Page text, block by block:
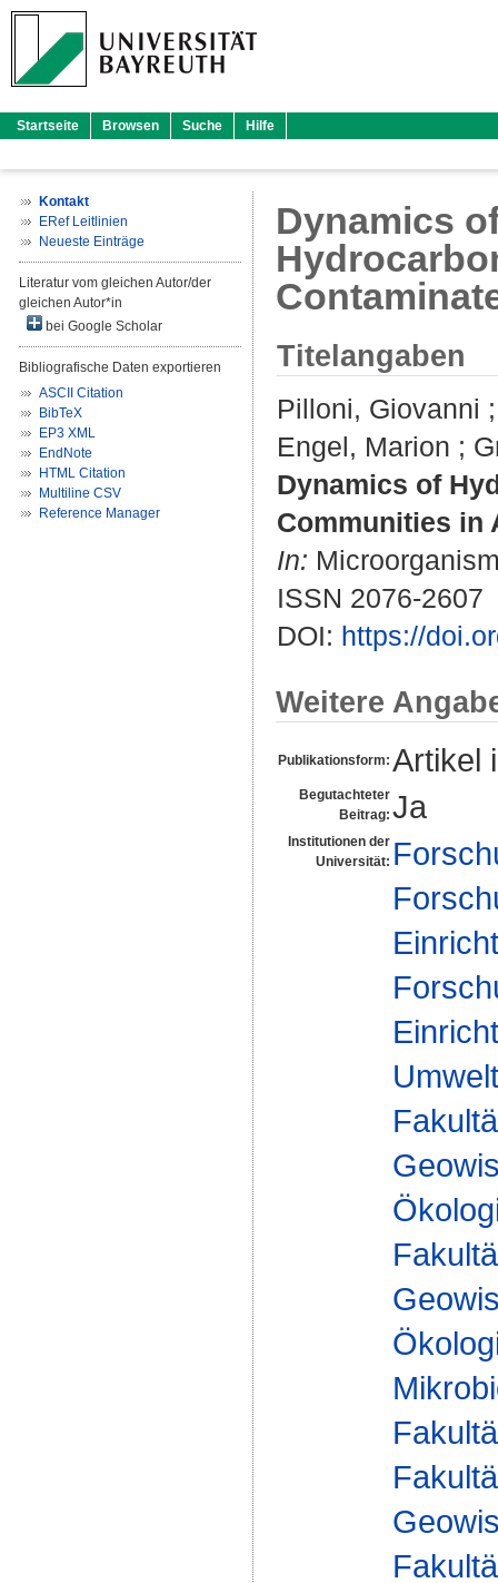
Startseite Browsen Suche Hilfe
Kontakt
ERef Leitlinien
Neueste Einträge
Literatur vom gleichen Autor/der
gleichen Autor*in
bei Google Scholar
Bibliografische Daten exportieren
ASCII Citation
BibTeX
EP3 XML
EndNote
HTML Citation
Multiline CSV
Reference Manager
Dynamics
Titelangaben
Pilloni, Giovanni
Engel, Marion ;
Dynamics of
Communities in
In:
ISSN 2076-2607
DOI: https://
Weitere
Publikationsform: Artikel
Begutachteter
Beitrag: Ja
Institutionen der
Universität: